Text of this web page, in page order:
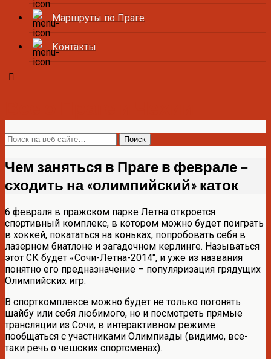
Маршруты по Праге
Контакты
Чем заняться в Праге в феврале –
сходить на «олимпийский» каток
6 февраля в пражском парке Летна откроется
спортивный комплекс, в котором можно будет поиграть
в хоккей, покататься на коньках, попробовать себя в
лазерном биатлоне и загадочном керлинге. Называться
этот СК будет «Сочи-Летна-2014″, и уже из названия
понятно его предназначение – популяризация грядущих
Олимпийских игр.
В спорткомплексе можно будет не только погонять
шайбу или себя любимого, но и посмотреть прямые
трансляции из Сочи, в интерактивном режиме
пообщаться с участниками Олимпиады (видимо, все-
таки речь о чешских спортсменах).